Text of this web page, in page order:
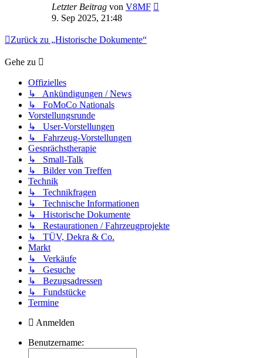
Letzter Beitrag von V8MF
9. Sep 2025, 21:48
Zurück zu „Historische Dokumente“
Gehe zu
Offizielles
↳ Ankündigungen / News
↳ FoMoCo Nationals
Vorstellungsrunde
↳ User-Vorstellungen
↳ Fahrzeug-Vorstellungen
Gesprächstherapie
↳ Small-Talk
↳ Bilder von Treffen
Technik
↳ Technikfragen
↳ Technische Informationen
↳ Historische Dokumente
↳ Restaurationen / Fahrzeugprojekte
↳ TÜV, Dekra & Co.
Markt
↳ Verkäufe
↳ Gesuche
↳ Bezugsadressen
↳ Fundstücke
Termine
Anmelden
Benutzername: